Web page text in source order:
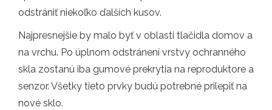
odstrániť niekoľko ďalších kusov.
Najpresnejšie by malo byť v oblasti tlačidla domov a
na vrchu. Po úplnom odstránení vrstvy ochranného
skla zostanú iba gumové prekrytia na reproduktore a
senzor. Všetky tieto prvky budú potrebné prilepiť na
nové sklo.